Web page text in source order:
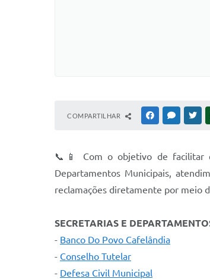
COMPARTILHAR FACEBOOK
📞📱 Com o objetivo de facilitar
Departamentos Municipais,
reclamações diretamente por meio
SECRETARIAS E
- Banco Do Povo Cafelândia
- Conselho Tutelar
- Defesa Civil Municipal